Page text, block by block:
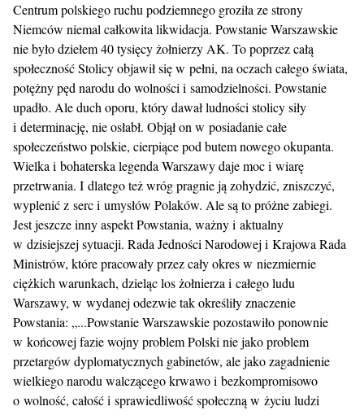
Centrum polskiego ruchu podziemnego groziła ze strony
Niemców niemal całkowita likwidacja. Powstanie Warszawskie
nie było dziełem 40 tysięcy żołnierzy AK. To poprzez całą
społeczność Stolicy objawił się w pełni, na oczach całego świata,
potężny pęd narodu do wolności i samodzielności. Powstanie
upadło. Ale duch oporu, który dawał ludności stolicy siły
i determinację, nie osłabł. Objął on w posiadanie całe
społeczeństwo polskie, cierpiące pod butem nowego okupanta.
Wielka i bohaterska legenda Warszawy daje moc i wiarę
przetrwania. I dlatego też wróg pragnie ją zohydzić, zniszczyć,
wyplenić z serc i umysłów Polaków. Ale są to próżne zabiegi.
Jest jeszcze inny aspekt Powstania, ważny i aktualny
w dzisiejszej sytuacji. Rada Jedności Narodowej i Krajowa Rada
Ministrów, które pracowały przez cały okres w niezmiernie
ciężkich warunkach, dzieląc los żołnierza i całego ludu
Warszawy, w wydanej odezwie tak określiły znaczenie
Powstania: „...Powstanie Warszawskie pozostawiło ponownie
w końcowej fazie wojny problem Polski nie jako problem
przetargów dyplomatycznych gabinetów, ale jako zagadnienie
wielkiego narodu walczącego krwawo i bezkompromisowo
o wolność, całość i sprawiedliwość społeczną w życiu ludzi